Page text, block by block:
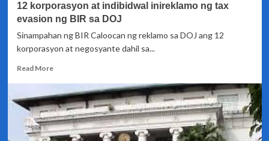
complaint
sa
12 korporasyon at indibidwal inireklamo ng tax
evasion ng BIR sa DOJ
Sinampahan ng BIR Caloocan ng reklamo sa DOJ ang 12
korporasyon at negosyante dahil sa...
Read MoreRead
12
korporasyon
at
indibidwal